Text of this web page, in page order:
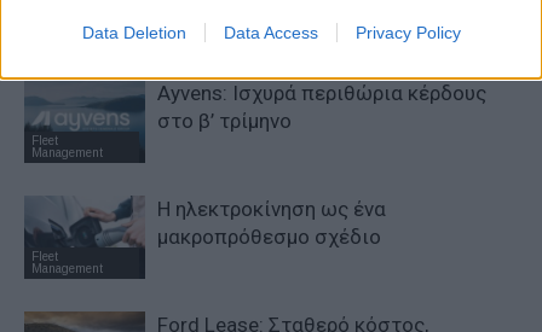
Data Deletion Data Access Privacy Policy
Management
Fleet
Management
Ayvens: Iσχυρά περιθώρια κέρδους
στο β’ τρίμηνο
Fleet
Management
Η ηλεκτροκίνηση ως ένα
μακροπρόθεσμο σχέδιο
Ford Lease: Σταθερό κόστος,